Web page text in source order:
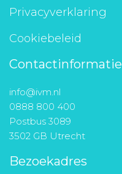
Privacyverklaring
Cookiebeleid
Contactinformatie
info@ivm.nl
0888 800 400
Postbus 3089
3502 GB Utrecht
Bezoekadres